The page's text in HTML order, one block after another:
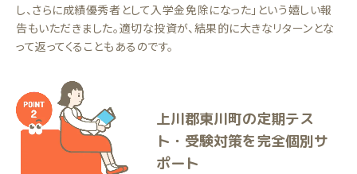
し、さらに成績優秀者として入学金免除になった」という嬉しい報
告もいただきました。適切な投資が、結果的に大きなリターンとな
って返ってくることもあるのです。
上川郡東川町の定期テス
ト・受験対策を完全個別サ
ポート